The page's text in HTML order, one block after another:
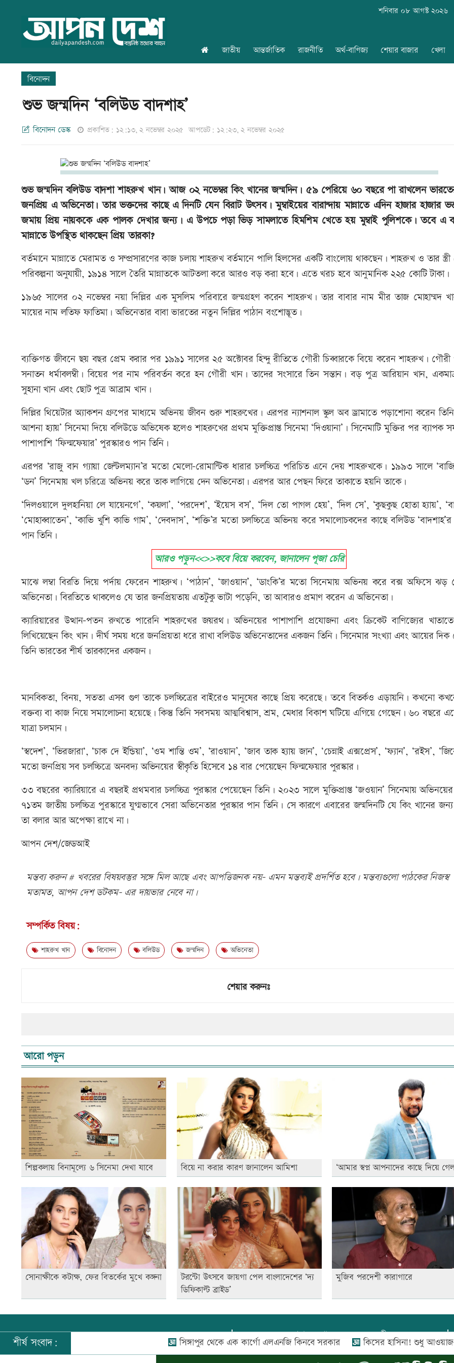
শনিবার ০৮ আগস্ট ২০২৬
জাতীয় আন্তর্জাতিক রাজনীতি অর্থ-বাণিজ্য শেয়ার বাজার খেলা
বিনোদন
শুভ জন্মদিন ‘বলিউড বাদশাহ’
বিনোদন ডেস্ক প্রকাশিত: ১২:১৩, ২ নভেম্বর ২০২৫ আপডেট: ১২:২৩, ২ নভেম্বর ২০২৫
শুভ জন্মদিন বলিউড বাদশা শাহরুখ খান। আজ ০২ নভেম্বর কিং খানের জন্মদিন। ৫৯ পেরিয়ে ৬০ বছরে পা রাখলেন
জনপ্রিয় এ অভিনেতা। তার ভক্তদের কাছে এ দিনটি যেন বিরাট উৎসব। মুম্বাইয়ের বারান্দায় মান্নাতে এদিন হাজার হাজার
জমায় প্রিয় নায়ককে এক পালক দেখার জন্য। এ উপচে পড়া ভিড় সামলাতে হিমশিম খেতে হয় মুম্বাই পুলিশকে। তবে এ
মান্নাতে উপস্থিত থাকছেন প্রিয় তারকা?
বর্তমানে মান্নাতে মেরামত ও সম্প্রসারণের কাজ চলায় শাহরুখ বর্তমানে পালি হিলসের একটি বাংলোয় থাকছেন। শাহরুখ ও তার
পরিকল্পনা অনুযায়ী, ১৯১৪ সালে তৈরি মান্নাতকে আটতলা করে আরও বড় করা হবে। এতে খরচ হবে আনুমানিক ২২৫ কোটি টাকা।
১৯৬৫ সালের ০২ নভেম্বর নয়া দিল্লির এক মুসলিম পরিবারে জন্মগ্রহণ করেন শাহরুখ। তার বাবার নাম মীর তাজ মোহাম্মদ
মায়ের নাম লতিফ ফাতিমা। অভিনেতার বাবা ভারতের নতুন দিল্লির পাঠান বংশোদ্ভূত।
ব্যক্তিগত জীবনে ছয় বছর প্রেম করার পর ১৯৯১ সালের ২৫ অক্টোবর হিন্দু রীতিতে গৌরী চিব্বারকে বিয়ে করেন শাহরুখ। গৌরী
সনাতন ধর্মাবলম্বী। বিয়ের পর নাম পরিবর্তন করে হন গৌরী খান। তাদের সংসারে তিন সন্তান। বড় পুত্র আরিয়ান খান,
সুহানা খান এবং ছোট পুত্র আব্রাম খান।
দিল্লির থিয়েটার অ্যাকশন গ্রুপের মাধ্যমে অভিনয় জীবন শুরু শাহরুখের। এরপর ন্যাশনাল স্কুল অব ড্রামাতে পড়াশোনা করেন
আশনা হ্যায়’ সিনেমা দিয়ে বলিউডে অভিষেক হলেও শাহরুখের প্রথম মুক্তিপ্রাপ্ত সিনেমা ‘দিওয়ানা’। সিনেমাটি মুক্তির পর ব্যাপক
পাশাপাশি ‘ফিল্মফেয়ার’ পুরস্কারও পান তিনি।
এরপর ‘রাজু বান গ্যায়া জেন্টলম্যান’র মতো মেলো-রোমান্টিক ধারার চলচ্চিত্র পরিচিত এনে দেয় শাহরুখকে। ১৯৯৩ সালে
‘ডন’ সিনেমায় খল চরিত্রে অভিনয় করে তাক লাগিয়ে দেন অভিনেতা। এরপর আর পেছন ফিরে তাকাতে হয়নি তাকে।
‘দিলওয়ালে দুলহানিয়া লে যায়েনগে’, ‘কয়লা’, ‘পরদেশ’, ‘ইয়েস বস’, ‘দিল তো পাগল হেয়’, ‘দিল সে’, ‘কুছকুছ হোতা হ্যায়’,
‘মোহাব্বাতেন’, ‘কাভি খুশি কাভি গাম’, ‘দেবদাস’, ‘শক্তি’র মতো চলচ্চিত্রে অভিনয় করে সমালোচকদের কাছে বলিউড
পান তিনি।
আরও পড়ুন<<>>কবে বিয়ে করবেন, জানালেন পূজা চেরি
মাঝে লম্বা বিরতি দিয়ে পর্দায় ফেরেন শাহরুখ। ‘পাঠান’, ‘জাওয়ান’, ‘ডাংকি’র মতো সিনেমায় অভিনয় করে বক্স অফিসে
অভিনেতা। বিরতিতে থাকলেও যে তার জনপ্রিয়তায় এতটুকু ভাটা পড়েনি, তা আবারও প্রমাণ করেন এ অভিনেতা।
ক্যারিয়ারের উত্থান-পতন রুখতে পারেনি শাহরুখের জয়রথ। অভিনয়ের পাশাপাশি প্রযোজনা এবং ক্রিকেট বাণিজ্যের
লিখিয়েছেন কিং খান। দীর্ঘ সময় ধরে জনপ্রিয়তা ধরে রাখা বলিউড অভিনেতাদের একজন তিনি। সিনেমার সংখ্যা এবং আয়ের
তিনি ভারতের শীর্ষ তারকাদের একজন।
মানবিকতা, বিনয়, সততা এসব গুণ তাকে চলচ্চিত্রের বাইরেও মানুষের কাছে প্রিয় করেছে। তবে বিতর্কও এড়ায়নি। কখনো
বক্তব্য বা কাজ নিয়ে সমালোচনা হয়েছে। কিন্তু তিনি সবসময় আত্মবিশ্বাস, শ্রম, মেধার বিকাশ ঘটিয়ে এগিয়ে গেছেন। ৬০ বছরে
যাত্রা চলমান।
‘স্বদেশ’, ‘ভিরজারা‘, ‘চাক দে ইন্ডিয়া’, ‘ওম শান্তি ওম’, ‘রাওয়ান’, ‘জাব তাক হ্যায় জান’, ‘চেন্নাই এক্সপ্রেস’, ‘ফ্যান’, ‘রইস’,
মতো জনপ্রিয় সব চলচ্চিত্রে অনবদ্য অভিনয়ের স্বীকৃতি হিসেবে ১৪ বার পেয়েছেন ফিল্মফেয়ার পুরস্কার।
৩৩ বছরের ক্যারিয়ারে এ বছরই প্রথমবার চলচ্চিত্র পুরস্কার পেয়েছেন তিনি। ২০২৩ সালে মুক্তিপ্রাপ্ত ‘জওয়ান’ সিনেমায়
৭১তম জাতীয় চলচ্চিত্র পুরস্কারে যুগ্মভাবে সেরা অভিনেতার পুরস্কার পান তিনি। সে কারণে এবারের জন্মদিনটি যে কিং খানের
তা বলার আর অপেক্ষা রাখে না।
আপন দেশ/জেডআই
মন্তব্য করুন # খবরের বিষয়বস্তুর সঙ্গে মিল আছে এবং আপত্তিজনক নয়- এমন মন্তব্যই প্রদর্শিত হবে। মন্তব্যগুলো পাঠকের নিজস্ব
মতামত, আপন দেশ ডটকম- এর দায়ভার নেবে না।
সম্পর্কিত বিষয়:
শাহরুখ খান বিনোদন বলিউড জন্মদিন অভিনেতা
শেয়ার করুনঃ
আরো পড়ুন
শিল্পকলায় বিনামূল্যে ৬ সিনেমা দেখা যাবে বিয়ে না করার কারণ জানালেন আমিশা ‘আমার স্বপ্ন আপনাদের কাছে দিয়ে
সোনাক্ষীকে কটাক্ষ, ফের বিতর্কের মুখে কঙ্গনা
টরন্টো উৎসবে জায়গা পেল বাংলাদেশের ‘দ্য
ডিফিকাল্ট ব্রাইড’
মুজিব পরদেশী কারাগারে
প্রধান সম্পাদক:আফজাল বারী
প্রোমিতা আফরিন কর্তৃক সম্পাদিত ও প্রকাশিত
শীর্ষ সংবাদ: সিঙ্গাপুর থেকে এক কার্গো এলএনজি কিনবে সরকার কিসের হাসিনা! শুধু আওয়াজ-টাওয়াজ